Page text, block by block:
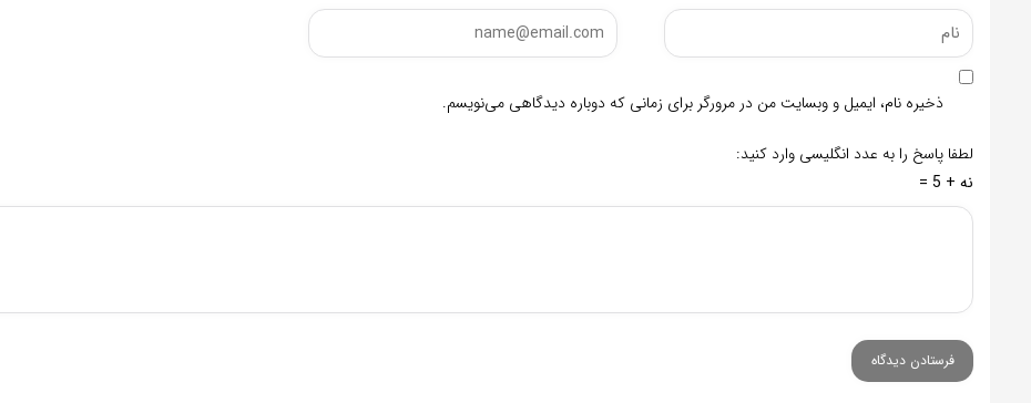
ذخیره نام، ایمیل و وبسایت من در مرورگر برای زمانی که دوباره دیدگاهی می‌نویسم.
لطفا پاسخ را به عدد انگلیسی وارد کنید:
نه + 5 =